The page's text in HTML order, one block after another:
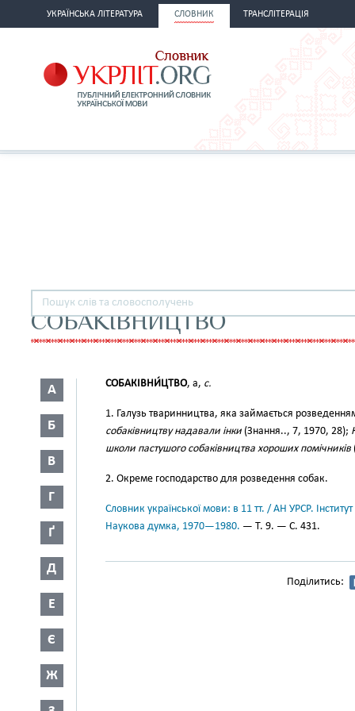
УКРАЇНСЬКА ЛІТЕРАТУРА СЛОВНИК ТРАНСЛІТЕРАЦІЯ
СОБАКІВНИЦТВО
А
Б
В
Г
Ґ
Д
Е
Є
Ж
СОБАКІВНИ́ЦТВО, а, с.
1. Галузь тваринництва, яка займається
собаківництву надавали інки (Знання.., 7, 1970, 28);
школи пастушого собаківництва хороших помічників
2. Окреме господарство для розведення собак.
Словник української мови: в 11 тт. / АН УРСР.
Наукова думка, 1970—1980. — Т. 9. — С. 431.
Поділитись: